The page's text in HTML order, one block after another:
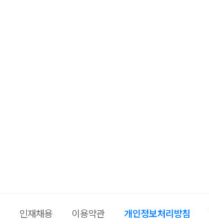
인재채용 이용약관 개인정보처리방침